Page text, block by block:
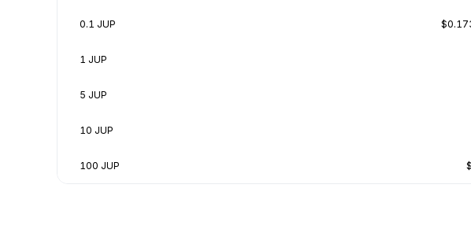
0.1 JUP
1 JUP
5 JUP
10 JUP
100 JUP